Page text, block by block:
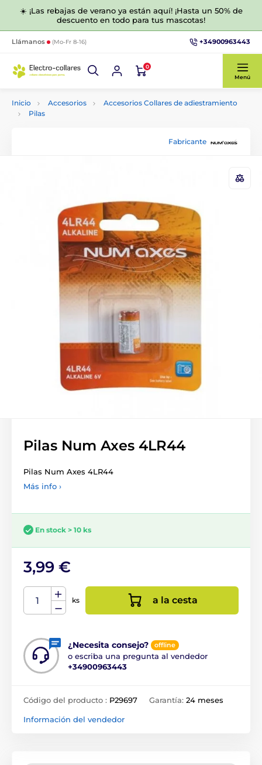
☀️ ¡Las rebajas de verano ya están aquí! ¡Hasta un 50% de
descuento en todo para tus mascotas!
Llámanos (Mo-Fr 8-16) +34900963443
0
Menú
Inicio Accesorios
Accesorios Collares de adiestramiento
Pilas
Fabricante
Pilas Num Axes 4LR44
Pilas Num Axes 4LR44
Más info ›
En stock > 10 ks
3,99 €
ks a la cesta
¿Necesita consejo? offline
o escriba una pregunta al vendedor
+34900963443
Código del producto : P29697 Garantía: 24 meses
Información del vendedor